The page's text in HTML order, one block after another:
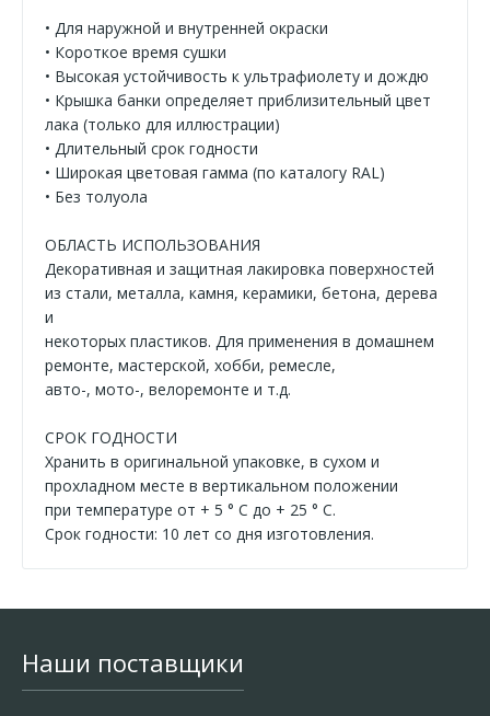
• Для наружной и внутренней окраски
• Короткое время сушки
• Высокая устойчивость к ультрафиолету и дождю
• Крышка банки определяет приблизительный цвет
лака (только для иллюстрации)
• Длительный срок годности
• Широкая цветовая гамма (по каталогу RAL)
• Без толуола
ОБЛАСТЬ ИСПОЛЬЗОВАНИЯ
Декоративная и защитная лакировка поверхностей
из стали, металла, камня, керамики, бетона, дерева
и
некоторых пластиков. Для применения в домашнем
ремонте, мастерской, хобби, ремесле,
авто-, мото-, велоремонте и т.д.
СРОК ГОДНОСТИ
Хранить в оригинальной упаковке, в сухом и
прохладном месте в вертикальном положении
при температуре от + 5 ° C до + 25 ° C.
Срок годности: 10 лет со дня изготовления.
Наши поставщики